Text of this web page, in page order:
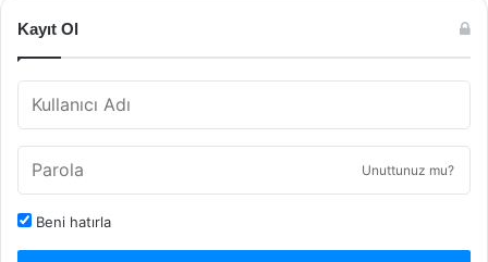
Kayıt Ol
Unuttunuz mu?
Beni hatırla